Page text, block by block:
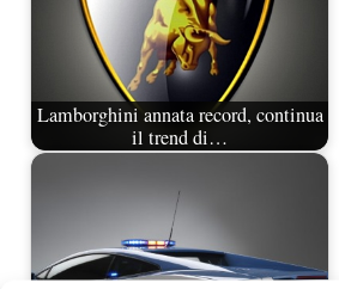
Lamborghini annata record, continua
il trend di…